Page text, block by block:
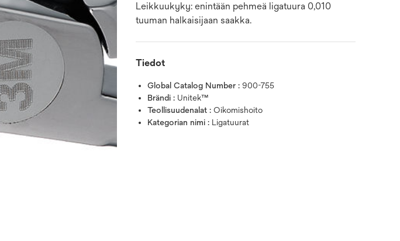
Leikkuukyky: enintään pehmeä ligatuura 0,010
tuuman halkaisijaan saakka.
Tiedot
Global Catalog Number : 900-755
Brändi : Unitek™
Teollisuudenalat :Oikomishoito
Kategorian nimi : Ligatuurat